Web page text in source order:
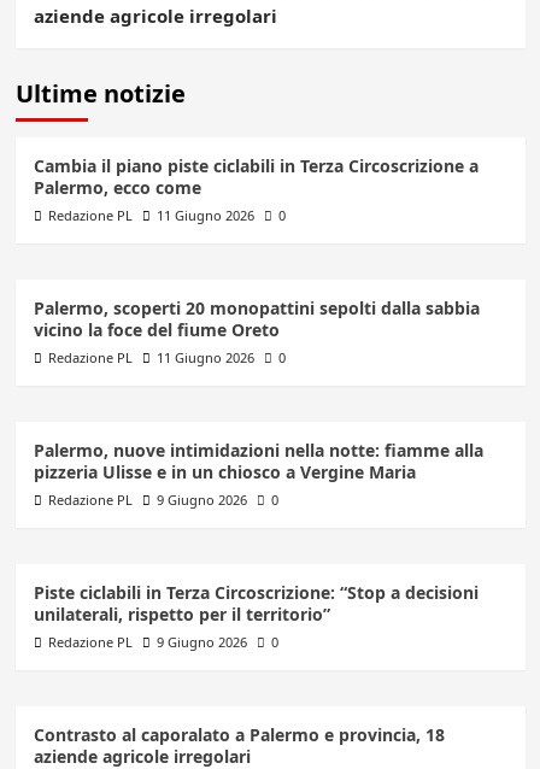
aziende agricole irregolari
Ultime notizie
Cambia il piano piste ciclabili in Terza Circoscrizione a
Palermo, ecco come
Redazione PL 11 Giugno 2026 0
Palermo, scoperti 20 monopattini sepolti dalla sabbia
vicino la foce del fiume Oreto
Redazione PL 11 Giugno 2026 0
Palermo, nuove intimidazioni nella notte: fiamme alla
pizzeria Ulisse e in un chiosco a Vergine Maria
Redazione PL 9 Giugno 2026 0
Piste ciclabili in Terza Circoscrizione: “Stop a decisioni
unilaterali, rispetto per il territorio”
Redazione PL 9 Giugno 2026 0
Contrasto al caporalato a Palermo e provincia, 18
aziende agricole irregolari